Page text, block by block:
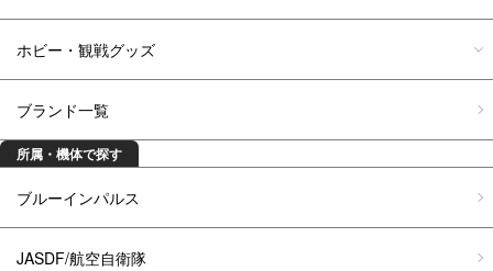
ホビー・観戦グッズ
ブランド一覧
所属・機体で探す
ブルーインパルス
JASDF/航空自衛隊